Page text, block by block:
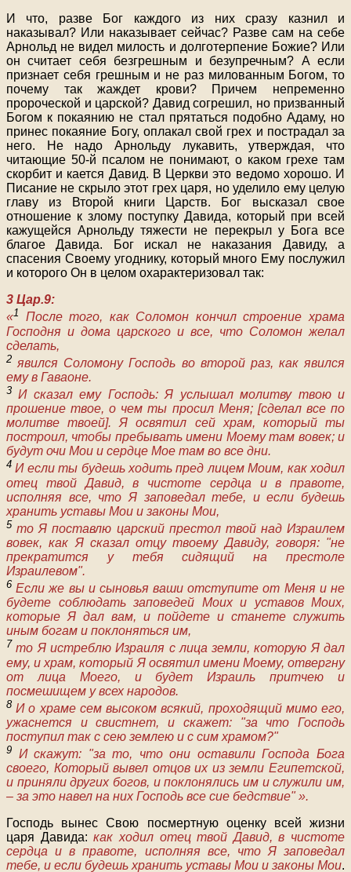
И что, разве Бог каждого из них сразу казнил и
наказывал? Или наказывает сейчас? Разве сам на себе
Арнольд не видел милость и долготерпение Божие? Или
он считает себя безгрешным и безупречным? А если
признает себя грешным и не раз милованным Богом, то
почему так жаждет крови? Причем непременно
пророческой и царской? Давид согрешил, но призванный
Богом к покаянию не стал прятаться подобно Адаму, но
принес покаяние Богу, оплакал свой грех и пострадал за
него. Не надо Арнольду лукавить, утверждая, что
читающие 50-й псалом не понимают, о каком грехе там
скорбит и кается Давид. В Церкви это ведомо хорошо. И
Писание не скрыло этот грех царя, но уделило ему целую
главу из Второй книги Царств. Бог высказал свое
отношение к злому поступку Давида, который при всей
кажущейся Арнольду тяжести не перекрыл у Бога все
благое Давида. Бог искал не наказания Давиду, а
спасения Своему угоднику, который много Ему послужил
и которого Он в целом охарактеризовал так:
3 Цар.9:
«1 После того, как Соломон кончил строение храма
Господня и дома царского и все, что Соломон желал
сделать,
2 явился Соломону Господь во второй раз, как явился
ему в Гаваоне.
3 И сказал ему Господь: Я услышал молитву твою и
прошение твое, о чем ты просил Меня; [сделал все по
молитве твоей]. Я освятил сей храм, который ты
построил, чтобы пребывать имени Моему там вовек; и
будут очи Мои и сердце Мое там во все дни.
4 И если ты будешь ходить пред лицем Моим, как ходил
отец твой Давид, в чистоте сердца и в правоте,
исполняя все, что Я заповедал тебе, и если будешь
хранить уставы Мои и законы Мои,
5 то Я поставлю царский престол твой над Израилем
вовек, как Я сказал отцу твоему Давиду, говоря: "не
прекратится у тебя сидящий на престоле
Израилевом".
6 Если же вы и сыновья ваши отступите от Меня и не
будете соблюдать заповедей Моих и уставов Моих,
которые Я дал вам, и пойдете и станете служить
иным богам и поклоняться им,
7 то Я истреблю Израиля с лица земли, которую Я дал
ему, и храм, который Я освятил имени Моему, отвергну
от лица Моего, и будет Израиль притчею и
посмешищем у всех народов.
8 И о храме сем высоком всякий, проходящий мимо его,
ужаснется и свистнет, и скажет: "за что Господь
поступил так с сею землею и с сим храмом?"
9 И скажут: "за то, что они оставили Господа Бога
своего, Который вывел отцов их из земли Египетской,
и приняли других богов, и поклонялись им и служили им,
– за это навел на них Господь все сие бедствие" ».
Господь вынес Свою посмертную оценку всей жизни
царя Давида:как ходил отец твой Давид, в чистоте
сердца и в правоте, исполняя все, что Я заповедал
тебе, и если будешь хранить уставы Мои и законы Мои.